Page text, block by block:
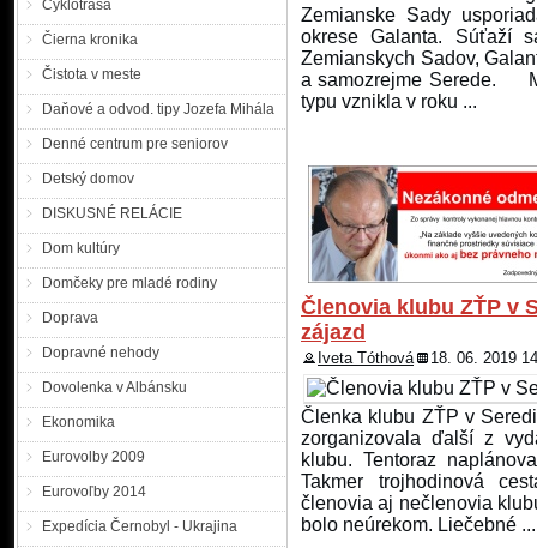
Cyklotrasa
Čierna kronika
Čistota v meste
Daňové a odvod. tipy Jozefa Mihála
Denné centrum pre seniorov
Detský domov
DISKUSNÉ RELÁCIE
Dom kultúry
Domčeky pre mladé rodiny
Doprava
Dopravné nehody
Dovolenka v Albánsku
Ekonomika
Eurovolby 2009
Eurovoľby 2014
Expedícia Černobyl - Ukrajina
nezvestných a
pátranie po nezvestnej,
ktorá sa prechodne
týždeň v piatok, 7. 12.
obchodu na nákup, ktorého
AKTUALIZOVANÉ
KRPZ Trnava |MM|
o pomoc pri pátraní po
Mykhailo CHUP z
v telefonickom kontakte
Odvtedy sa zdržiava na
správu. Mykhailo CHUP je
Pátranie po
pátraní po hľadaných
vyhlásila polícia
Jozef Štefanec, na
Zemianske Sady
okrese Galanta. Súťaží
Zemianskych Sadov,
a samozrejme Serede.
typu vznikla v roku ...
Členovia klubu ZŤP v
zájazd
Iveta Tóthová 18. 06. 2019
Členka klubu ZŤP v
zorganizovala ďalší z
klubu. Tentoraz
Takmer trojhodinová
členovia aj nečlenovia
bolo neúrekom. Liečebné ...